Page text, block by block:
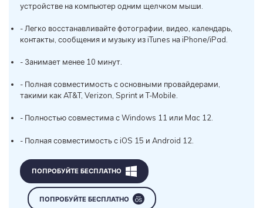
устройстве на компьютер одним щелчком мыши.
- Легко восстанавливайте фотографии, видео, календарь,
контакты, сообщения и музыку из iTunes на iPhone/iPad.
- Занимает менее 10 минут.
- Полная совместимость с основными провайдерами,
такими как AT&T, Verizon, Sprint и T-Mobile.
- Полностью совместима с Windows 11 или Mac 12.
- Полная совместимость с iOS 15 и Android 12.
ПОПРОБУЙТЕ БЕСПЛАТНО
ПОПРОБУЙТЕ БЕСПЛАТНО